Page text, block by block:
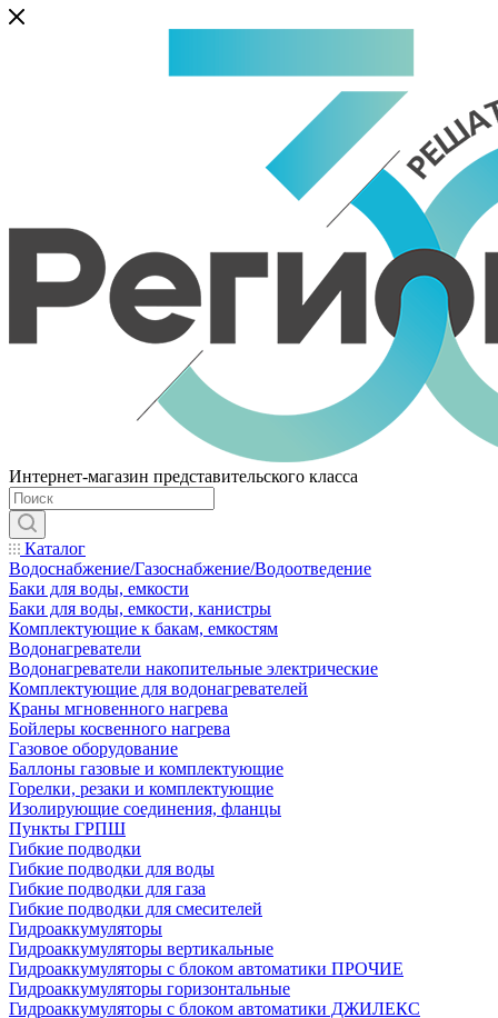
Интернет-магазин представительского класса
Каталог
Водоснабжение/Газоснабжение/Водоотведение
Баки для воды, емкости
Баки для воды, емкости, канистры
Комплектующие к бакам, емкостям
Водонагреватели
Водонагреватели накопительные электрические
Комплектующие для водонагревателей
Краны мгновенного нагрева
Бойлеры косвенного нагрева
Газовое оборудование
Баллоны газовые и комплектующие
Горелки, резаки и комплектующие
Изолирующие соединения, фланцы
Пункты ГРПШ
Гибкие подводки
Гибкие подводки для воды
Гибкие подводки для газа
Гибкие подводки для смесителей
Гидроаккумуляторы
Гидроаккумуляторы вертикальные
Гидроаккумуляторы с блоком автоматики ПРОЧИЕ
Гидроаккумуляторы горизонтальные
Гидроаккумуляторы с блоком автоматики ДЖИЛЕКС